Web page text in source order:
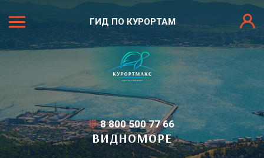
ГИД ПО КУРОРТАМ
8 800 500 77 66
ВИДНОМОРЕ